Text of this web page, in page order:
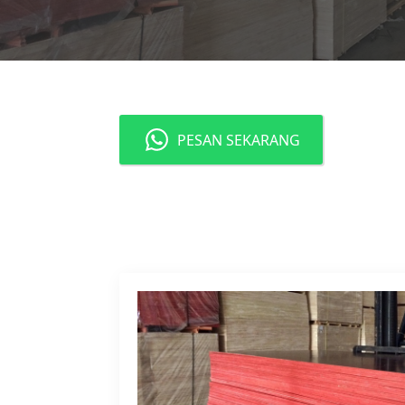
PESAN SEKARANG